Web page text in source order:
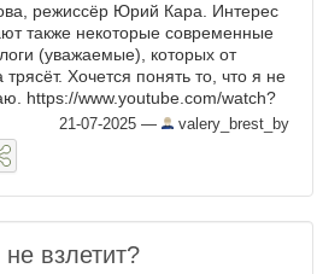
режиссёр Юрий Кара. Интерес
также некоторые современные
(уважаемые), которых от
Хочется понять то, что я не
https://www.youtube.com/watch?
...
21-07-2025 — valery_brest_by
взлетит?